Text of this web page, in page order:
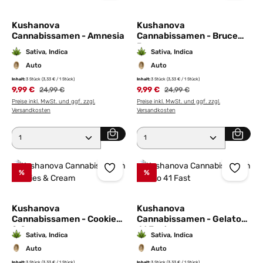
Kushanova
Cannabissamen - Amnesia
Sativa, Indica
Auto
Inhalt:3 Stück (3,33 € / 1 Stück)
9,99 € Regulärer Preis:
24,99 €
Preise inkl. MwSt. und ggf. zzgl.
Versandkosten
Produkt Anzahl: Gib den gewünschten Wert ein
Kushanova
Cannabissamen - Bruce
Banner
Sativa, Indica
Auto
Inhalt:3 Stück (3,33 € / 1 Stück)
9,99 € Regulärer Preis:
24,99 €
Preise inkl. MwSt. und ggf. zzgl.
Versandkosten
Produkt Anzahl: Gib den
%
Kushanova
Cannabissamen - Cookies
& Cream
Sativa, Indica
Auto
Inhalt:3 Stück (3,33 € / 1 Stück)
%
Kushanova
Cannabissamen - Gelato
41 Fast
Sativa, Indica
Auto
Inhalt:3 Stück (3,33 € / 1 Stück)